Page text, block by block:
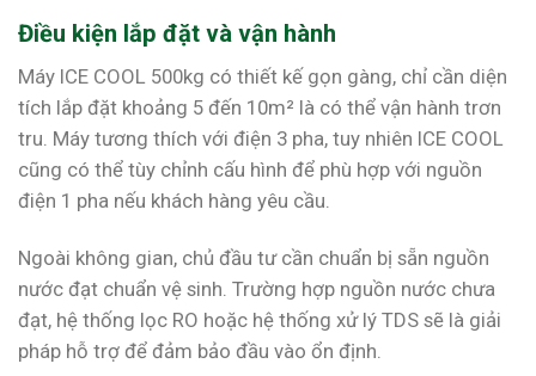
Điều kiện lắp đặt và vận hành
Máy ICE COOL 500kg có thiết kế gọn gàng, chỉ cần diện
tích lắp đặt khoảng 5 đến 10m² là có thể vận hành trơn
tru. Máy tương thích với điện 3 pha, tuy nhiên ICE COOL
cũng có thể tùy chỉnh cấu hình để phù hợp với nguồn
điện 1 pha nếu khách hàng yêu cầu.
Ngoài không gian, chủ đầu tư cần chuẩn bị sẵn nguồn
nước đạt chuẩn vệ sinh. Trường hợp nguồn nước chưa
đạt, hệ thống lọc RO hoặc hệ thống xử lý TDS sẽ là giải
pháp hỗ trợ để đảm bảo đầu vào ổn định.